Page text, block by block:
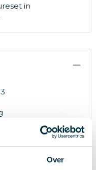
Over
in